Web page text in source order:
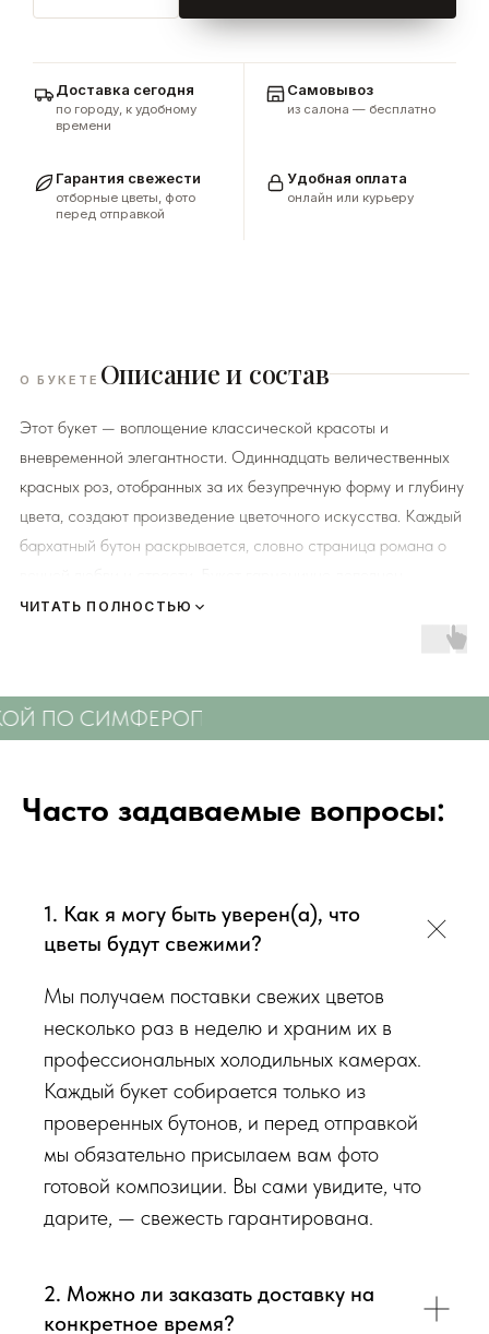
Доставка сегодня
по городу, к удобному
времени
Самовывоз
из салона — бесплатно
Гарантия свежести
отборные цветы, фото
перед отправкой
Удобная оплата
онлайн или курьеру
О БУКЕТЕ Описание и состав
Этот букет — воплощение классической красоты и
вневременной элегантности. Одиннадцать величественных
красных роз, отобранных за их безупречную форму и глубину
цвета, создают произведение цветочного искусства. Каждый
бархатный бутон раскрывается, словно страница романа о
изумрудной зеленью, которая подчеркивает насыщенный
благодарности или поздравления с самым важным событием.
Этот роскошный подарок говорит сам за себя без слов.
цветами и подкормку для срезанных цветов!Сердечно
Мы подходим к каждой доставке цветов индивидуально
исходя из ассортимента свежих цветов, которые есть в
наличии на момент нужной даты доставки. Заказывая
виду букета (Приблизительному размеру букета, цветовой
гаммы, формату), после заказа с Вами сразу свяжется наш
администратор для уточнения деталей заказа.
Перед тем как отправить букет на доставку мы
обязательно пришлем Вам на согласование фото и
видео непосредственно того букета, который наш
Доставка цветов в Симферополе . Качественно. Быстро.
ЧИТАТЬ ПОЛНОСТЬЮ
ПО СИМФЕРОПОЛЮ
Часто задаваемые вопросы:
1. Как я могу быть уверен(а), что
цветы будут свежими?
Мы получаем поставки свежих цветов
несколько раз в неделю и храним их в
профессиональных холодильных камерах.
Каждый букет собирается только из
проверенных бутонов, и перед отправкой
мы обязательно присылаем вам фото
готовой композиции. Вы сами увидите, что
дарите, — свежесть гарантирована.
2. Можно ли заказать доставку на
конкретное время?